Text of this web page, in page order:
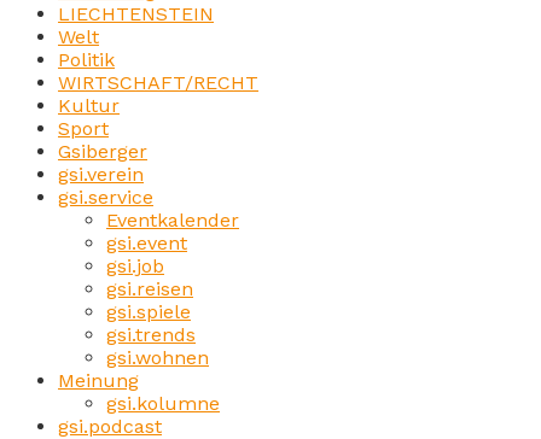
LIECHTENSTEIN
Welt
Politik
WIRTSCHAFT/RECHT
Kultur
Sport
Gsiberger
gsi.verein
gsi.service
Eventkalender
gsi.event
gsi.job
gsi.reisen
gsi.spiele
gsi.trends
gsi.wohnen
Meinung
gsi.kolumne
gsi.podcast